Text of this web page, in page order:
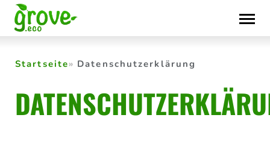
Skip
to
content
Startseite Datenschutzerklärung